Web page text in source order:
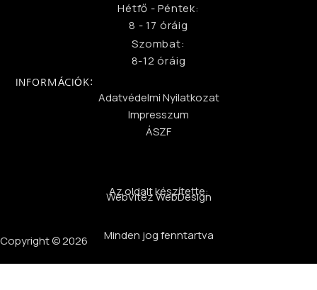
Hétfő - Péntek:
8 - 17 óráig
Szombat:
8-12 óráig
INFORMÁCIÓK:
Adatvédelmi Nyilatkozat
Impresszum
ÁSZF
Az oldalt készítette:
WebVitéz WebDesign
Minden jog fenntartva
Copyright © 2026